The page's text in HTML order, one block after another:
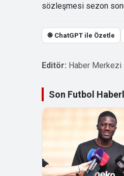
sözleşmesi sezon
֎ ChatGPT ile Özetle
Editör: Haber Merkezi
Son Futbol